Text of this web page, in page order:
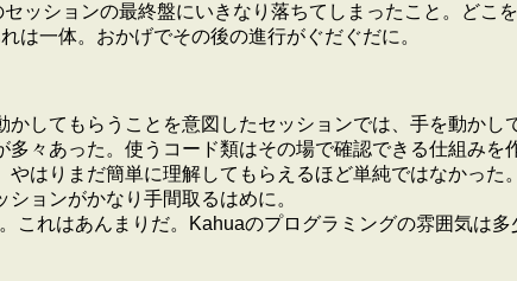
ッションの最終盤にいきなり落ちてしまったこと。どこ
は一体。おかげでその後の進行がぐだぐだに。
してもらうことを意図したセッションでは、手を動かし
々あった。使うコード類はその場で確認できる仕組みを
はりまだ簡単に理解してもらえるほど単純ではなかった
ョンがかなり手間取るはめに。
れはあんまりだ。Kahuaのプログラミングの雰囲気は